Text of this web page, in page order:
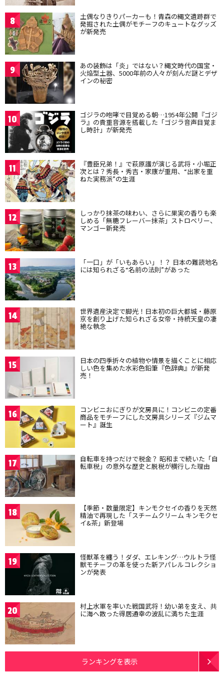
8 土偶なりきりパーカーも！青森の縄文遺跡群で
発掘された土偶がモチーフのキュートなグッズ
が新発売
9 あの装飾は「炎」ではない？縄文時代の国宝・
火焔型土器、5000年前の人々が刻んだ謎とデザ
インの秘密
10 ゴジラの咆哮で目覚める朝…1954年公開『ゴジ
ラ』の貴重音源を搭載した「ゴジラ音声目覚ま
し時計」が新発売
11 『豊臣兄弟！』で萩原護が演じる武将・小堀正
次とは？秀長・秀吉・家康が重用、“出家を重
ねた実務派”の生涯
12 しっかり抹茶の味わい、さらに果実の香りも楽
しめる「無糖フレーバー抹茶」ストロベリー、
マンゴー新発売
13 「一口」が「いもあらい」！？ 日本の難読地名
には知られざる“名前の法則”があった
14 世界遺産決定で脚光！日本初の巨大都城・藤原
京を創り上げた知られざる女帝・持統天皇の凄
絶な執念
15 日本の四季折々の植物や情景を描くことに相応
しい色を集めた水彩色鉛筆『色辞典』が新発
売！
16 コンビニおにぎりが文房具に！コンビニの定番
商品をモチーフにした文房具シリーズ『ジムマ
ート』誕生
17 自転車を持つだけで税金？ 昭和まで続いた「自
転車税」の意外な歴史と脱税が横行した理由
18 【季節・数量限定】キンモクセイの香りを天然
精油で再現した「スチームクリーム キンモクセ
イ&茶」新登場
19 怪獣革を纏う！ダダ、エレキング…ウルトラ怪
獣モチーフの革を使った新アパレルコレクショ
ンが発表
20 村上水軍を率いた戦国武将！幼い弟を支え、共
に海へ散った得居通幸の波乱に満ちた生涯
ランキングを表示